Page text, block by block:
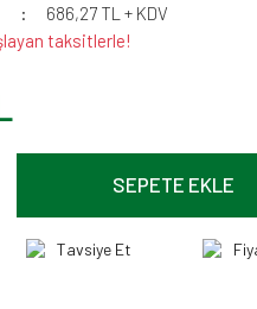
686,27 TL + KDV
taksitlerle!
SEPETE EKLE
Tavsiye Et